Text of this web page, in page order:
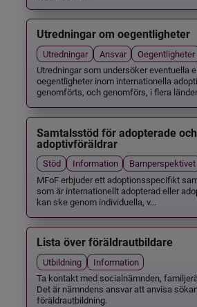
Utredningar om oegentligheter
Utredningar Ansvar Oegentligheter
Utredningar som undersöker eventuella
oegentligheter inom internationella
genomförts, och genomförs, i flera
Samtalsstöd för adopterade och
adoptivföräldrar
Stöd Information
Barnperspektivet
MFoF erbjuder ett adoptionsspecifikt
som är internationellt adopterad eller
kan ske genom individuella, v...
Lista över föräldrautbildare
Utbildning
Information
Ta kontakt med socialnämnden,
Det är nämndens ansvar att anvisa
föräldrautbildning.